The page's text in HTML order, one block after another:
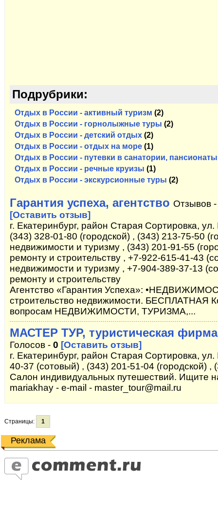
Подрубрики:
Отдых в России - активный туризм (2)
Отдых в России - горнолыжные туры (2)
Отдых в России - детский отдых (2)
Отдых в России - отдых на море (1)
Отдых в России - путевки в санатории, пансионаты
Отдых в России - речные круизы (1)
Отдых в России - экскурсионные туры (2)
Гарантия успеха, агентство Отзывов
[Оставить отзыв]
г. Екатеринбург, район Старая Сортировка,
(343) 328-01-80 (городской) , (343) 213-75-50
недвижимости и туризму , (343) 201-91-55
ремонту и строительству , +7-922-615-41-43
недвижимости и туризму , +7-904-389-37-13
ремонту и строительству
Агентство «Гарантия Успеха»:
строительство недвижимости. БЕСПЛАТНАЯ
вопросам НЕДВИЖИМОСТИ, ТУРИЗМА,...
МАСТЕР ТУР, туристическая фирма
Голосов - 0 [Оставить отзыв]
г. Екатеринбург, район Старая Сортировка,
40-37 (сотовый) , (343) 201-51-04 (городской) ,
Салон индивидуальных путешествий. Ищите
mariakhay - e-mail - master_tour@mail.ru
Страницы: 1
Реклама